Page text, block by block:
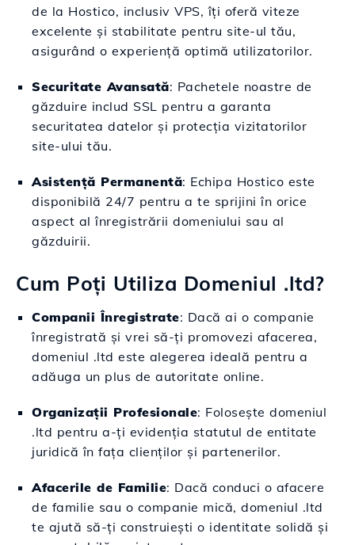
de la Hostico, inclusiv VPS, îți oferă viteze
excelente și stabilitate pentru site-ul tău,
asigurând o experiență optimă utilizatorilor.
Securitate Avansată: Pachetele noastre de
găzduire includ SSL pentru a garanta
securitatea datelor și protecția vizitatorilor
site-ului tău.
Asistență Permanentă: Echipa Hostico este
disponibilă 24/7 pentru a te sprijini în orice
aspect al înregistrării domeniului sau al
găzduirii.
Cum Poți Utiliza Domeniul .ltd?
Companii Înregistrate: Dacă ai o companie
înregistrată și vrei să-ți promovezi afacerea,
domeniul .ltd este alegerea ideală pentru a
adăuga un plus de autoritate online.
Organizații Profesionale: Folosește domeniul
.ltd pentru a-ți evidenția statutul de entitate
juridică în fața clienților și partenerilor.
Afacerile de Familie: Dacă conduci o afacere
de familie sau o companie mică, domeniul .ltd
te ajută să-ți construiești o identitate solidă și